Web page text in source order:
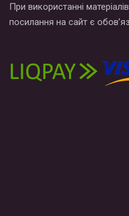
При використанні
посилання на сайт є